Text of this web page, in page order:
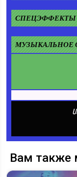
СПЕЦЭФФЕКТЫ
МУЗЫКАЛЬНОЕ
Вам также